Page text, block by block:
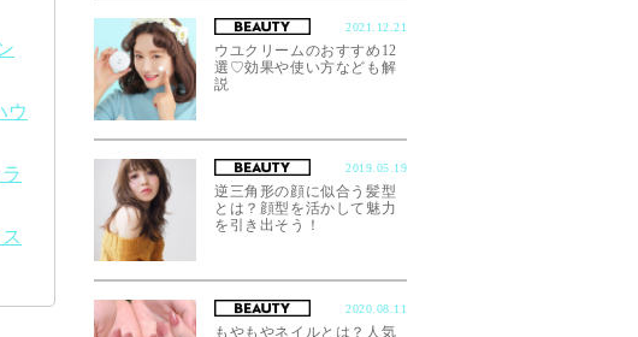
ウ
2021.12.21
ウユクリームのおすすめ12
選♡効果や使い方なども解
説
2019.05.19
逆三角形の顔に似合う髪型
とは？顔型を活かして魅力
を引き出そう！
2020.08.11
もやもやネイルとは？人気